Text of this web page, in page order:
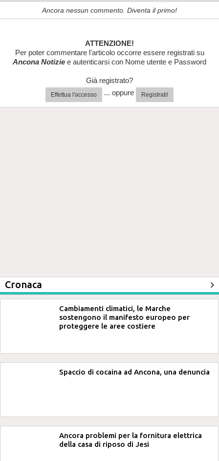
Ancora nessun commento. Diventa il primo!
ATTENZIONE!
Per poter commentare l'articolo occorre essere registrati su
Ancona Notizie e autenticarsi con Nome utente e Password
Già registrato?
Effettua l'accesso ... oppure Registrati!
Cronaca
Cambiamenti climatici, le Marche
sostengono il manifesto europeo per
proteggere le aree costiere
Spaccio di cocaina ad Ancona, una denuncia
Ancora problemi per la fornitura elettrica
della casa di riposo di Jesi